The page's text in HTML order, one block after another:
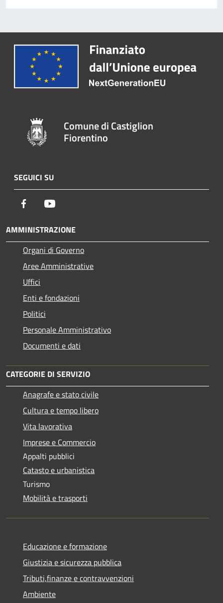
Comune di Castiglion
Fiorentino
SEGUICI SU
Facebook
AMMINISTRAZIONE
Organi di Governo
Aree Amministrative
Uffici
Enti e fondazioni
Politici
Personale Amministrativo
Documenti e dati
CATEGORIE DI SERVIZIO
Anagrafe e stato civile
Cultura e tempo libero
Vita lavorativa
Imprese e Commercio
Appalti pubblici
Catasto e urbanistica
Turismo
Mobilità e trasporti
Educazione e formazione
Giustizia e sicurezza pubblica
Tributi,finanze e contravvenzioni
Ambiente